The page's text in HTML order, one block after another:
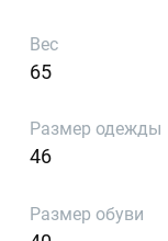
Вес
65
Размер одежды
46
Размер обуви